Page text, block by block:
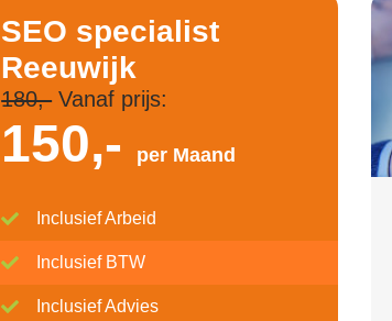
SEO specialist
Reeuwijk
180,-Vanaf prijs:
150,- per Maand
Inclusief Arbeid
Inclusief BTW
Inclusief Advies